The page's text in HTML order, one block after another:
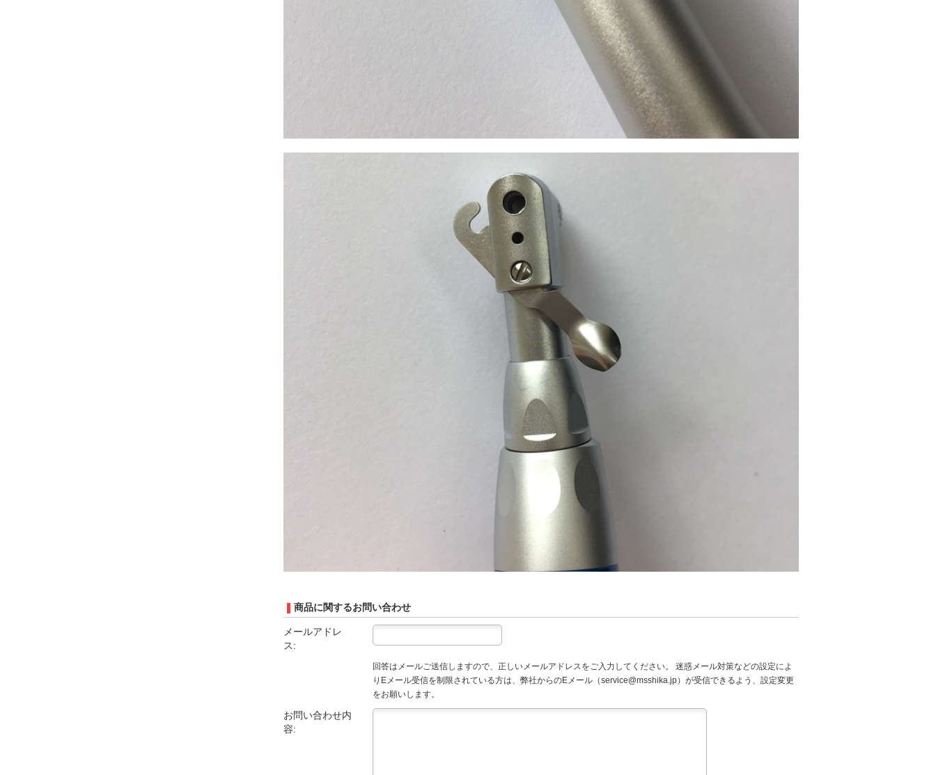
商品に関するお問い合わせ
メールアドレ
ス:
回答はメールご送信しますので、正しいメールアドレスをご入力してください。 迷惑メール対策などの設定によ
りEメール受信を制限されている方は、弊社からのEメール（service@msshika.jp）が受信できるよう、設定変更
をお願いします。
お問い合わせ内
容: